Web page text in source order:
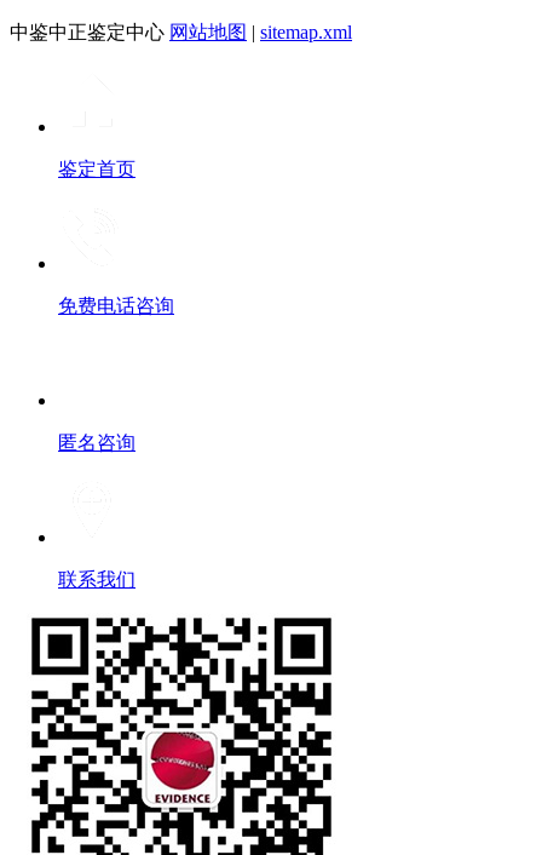
中鉴中正鉴定中心 网站地图 | sitemap.xml
鉴定首页
免费电话咨询
匿名咨询
联系我们